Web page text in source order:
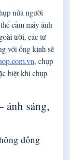
nửa người
cầm máy ảnh
trời, các tư
với ống kính sẽ
, chụp
biệt khi chụp
ánh sáng,
đồng